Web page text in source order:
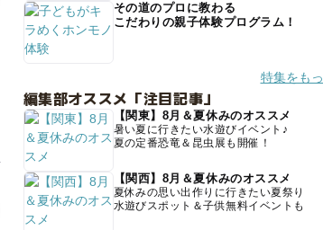
その道のプロに教わる
こだわりの親子体験プログラム！
特集をも
編集部オススメ「注目記事」
【関東】8月＆夏休みのオススメ
暑い夏に行きたい水遊びイベント♪
夏の定番恐竜＆昆虫展も開催！
【関西】8月＆夏休みのオススメ
夏休みの思い出作りに行きたい夏祭り
水遊びスポット＆子供無料イベントも